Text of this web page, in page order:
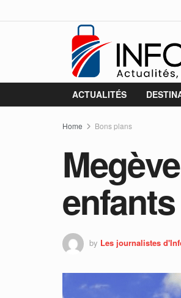
ACTUALITÉS
Home Bons plans
by Les journalistes